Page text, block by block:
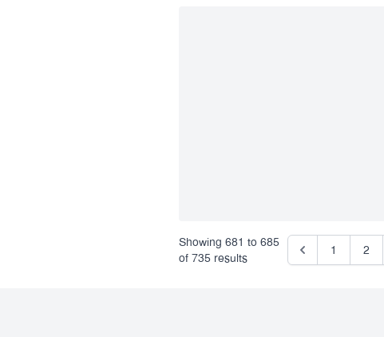
Showing 681 to 685
of 735 results
1 2